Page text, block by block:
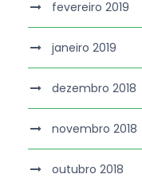
fevereiro 2019
janeiro 2019
dezembro 2018
novembro 2018
outubro 2018